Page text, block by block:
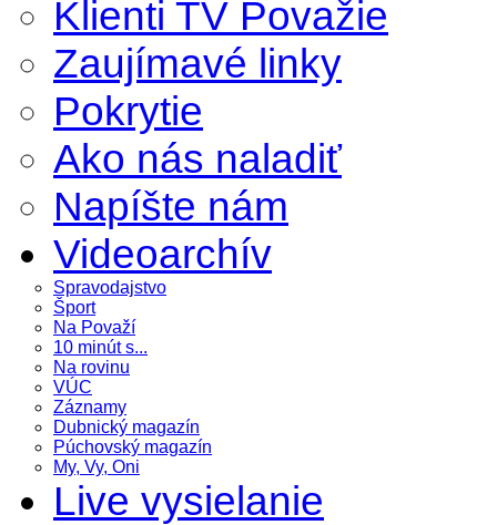
Klienti TV Považie
Zaujímavé linky
Pokrytie
Ako nás naladiť
Napíšte nám
Videoarchív
Spravodajstvo
Šport
Na Považí
10 minút s...
Na rovinu
VÚC
Záznamy
Dubnický magazín
Púchovský magazín
My, Vy, Oni
Live vysielanie